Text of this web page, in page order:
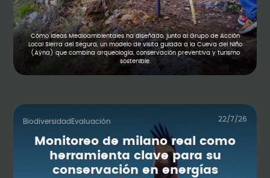
Cómo Ideas Medioambientales ha diseñado, junto al Grupo de Acción
Local Sierra del Segura, un modelo de visita guiada a la Cueva del Niño
(Aýna) que combina arqueología, conservación preventiva y turismo
sostenible.
Biodiversidad Evaluación 22/7/26
Monitoreo de milano real como
herramienta clave para su
conservación en energías